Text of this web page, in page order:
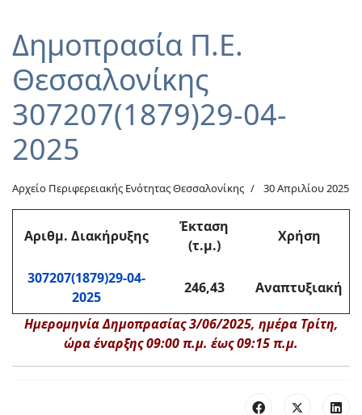
Δημοπρασία Π.Ε.
Θεσσαλονίκης
307207(1879)29-04-
2025
Αρχείο Περιφερειακής Ενότητας Θεσσαλονίκης 30 Απριλίου 2025
Αριθμ. Διακήρυξης
Έκταση
(τ.μ.)
Χρήση
307207(1879)29-04-
2025
246,43 Αναπτυξιακή
Ημερομηνία Δημοπρασίας 3/06/2025, ημέρα Τρίτη,
ώρα έναρξης 09:00 π.μ. έως 09:15 π.μ.